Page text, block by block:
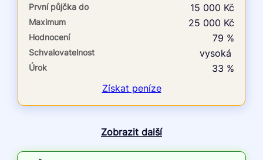
První půjčka do 15 000 Kč
Maximum 25 000 Kč
Hodnocení 79 %
Schvalovatelnost vysoká
Úrok
33 %
Získat peníze
Zobrazit další